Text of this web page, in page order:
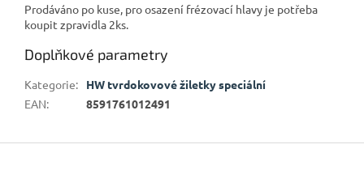
Prodáváno po kuse, pro osazení frézovací hlavy je potřeba
koupit zpravidla 2ks.
Doplňkové parametry
Kategorie:
HW tvrdokovové žiletky speciální
EAN: 8591761012491